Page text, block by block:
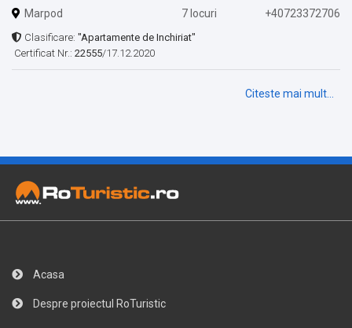
Marpod 7 locuri +40723372706
Clasificare: "Apartamente de Inchiriat"
Certificat Nr.: 22555/17.12.2020
Citeste mai mult...
Acasa
Despre proiectul RoTuristic